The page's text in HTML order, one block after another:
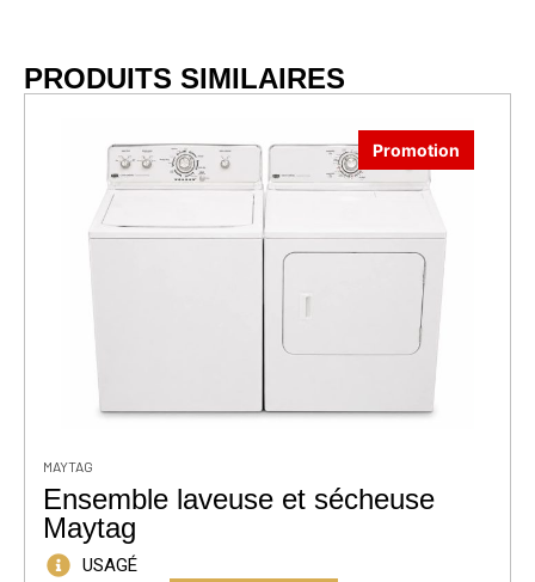
PRODUITS SIMILAIRES
Promotion
MAYTAG
Ensemble laveuse et sécheuse
Maytag
USAGÉ